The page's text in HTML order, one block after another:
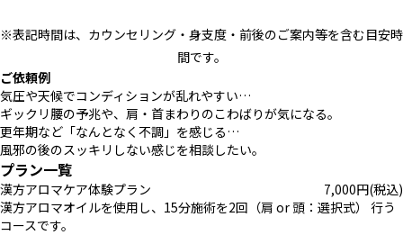
※表記時間は、カウンセリング・身支度・前後のご案内等を含む目安時
間です。
ご依頼例
気圧や天候でコンディションが乱れやすい…
ギックリ腰の予兆や、肩・首まわりのこわばりが気になる。
更年期など「なんとなく不調」を感じる…
風邪の後のスッキリしない感じを相談したい。
プラン一覧
漢方アロマケア体験プラン 7,000円(税込)
漢方アロマオイルを使用し、15分施術を2回（肩 or 頭：選択式） 行う
コースです。